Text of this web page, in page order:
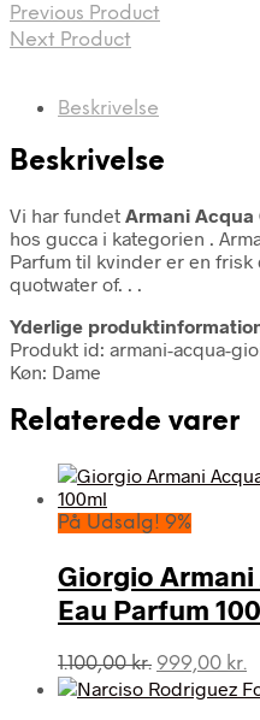
Previous Product
Next Product
Beskrivelse
Beskrivelse
Vi har fundet Armani Acqua
hos gucca i kategorien .
Parfum til kvinder er en
quotwater of. . .
Yderlige
Produkt id: armani-acqua-
Køn: Dame
Relaterede varer
På Udsalg! 9%
Giorgio
Eau Parfum
1.100,00kr. Den
999,00 kr.